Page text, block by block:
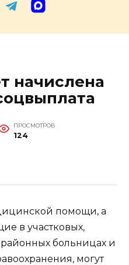
начислена
ПРОСМОТРОВ
124
помощи, а
в участковых,
больницах и
могут